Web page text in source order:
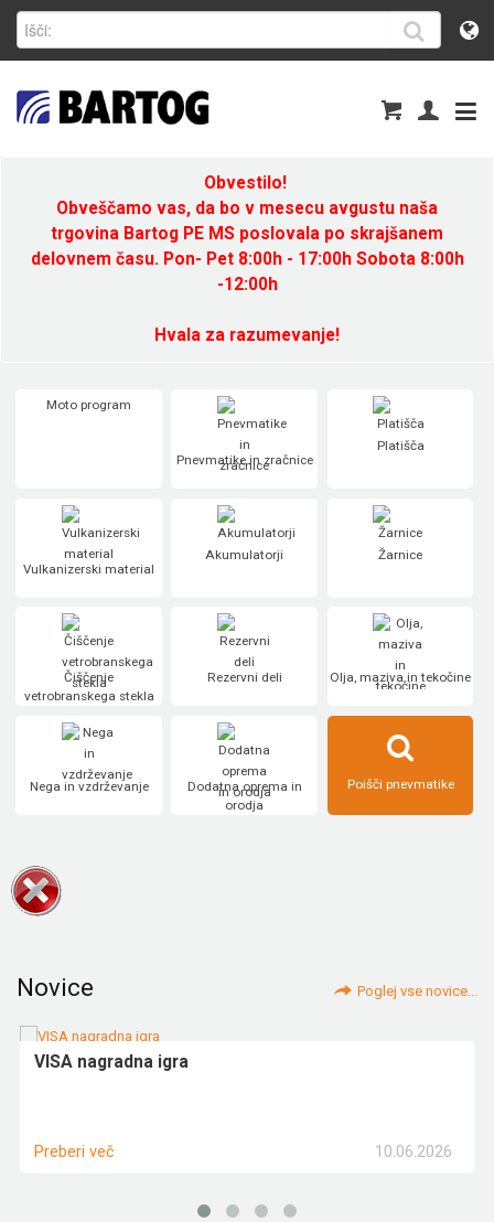
Obvestilo!
Obveščamo vas, da bo v mesecu avgustu naša
trgovina Bartog PE MS poslovala po skrajšanem
delovnem času. Pon- Pet 8:00h - 17:00h Sobota 8:00h
-12:00h
Hvala za razumevanje!
Moto program
Pnevmatike in zračnice
Platišča
Vulkanizerski material
Akumulatorji Žarnice
Čiščenje
vetrobranskega stekla
Rezervni deli Olja, maziva in tekočine
Nega in vzdrževanje
Dodatna oprema in
orodja
Poišči pnevmatike
Novice Poglej vse novice...
VISA nagradna igra
10.06.2026
Preberi več